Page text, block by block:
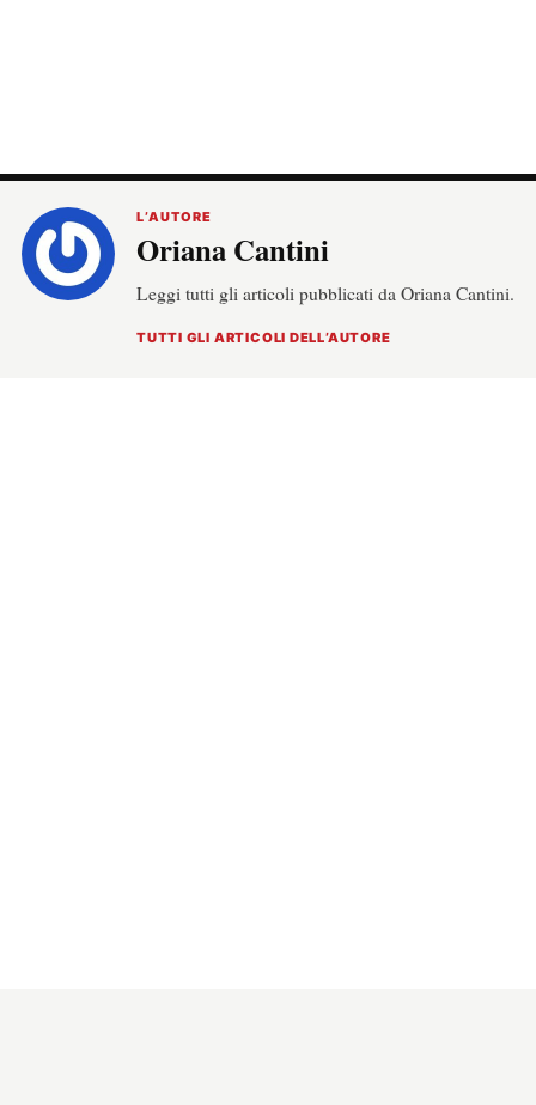
L’AUTORE
Oriana Cantini
Leggi tutti gli articoli pubblicati da Oriana Cantini.
TUTTI GLI ARTICOLI DELL’AUTORE